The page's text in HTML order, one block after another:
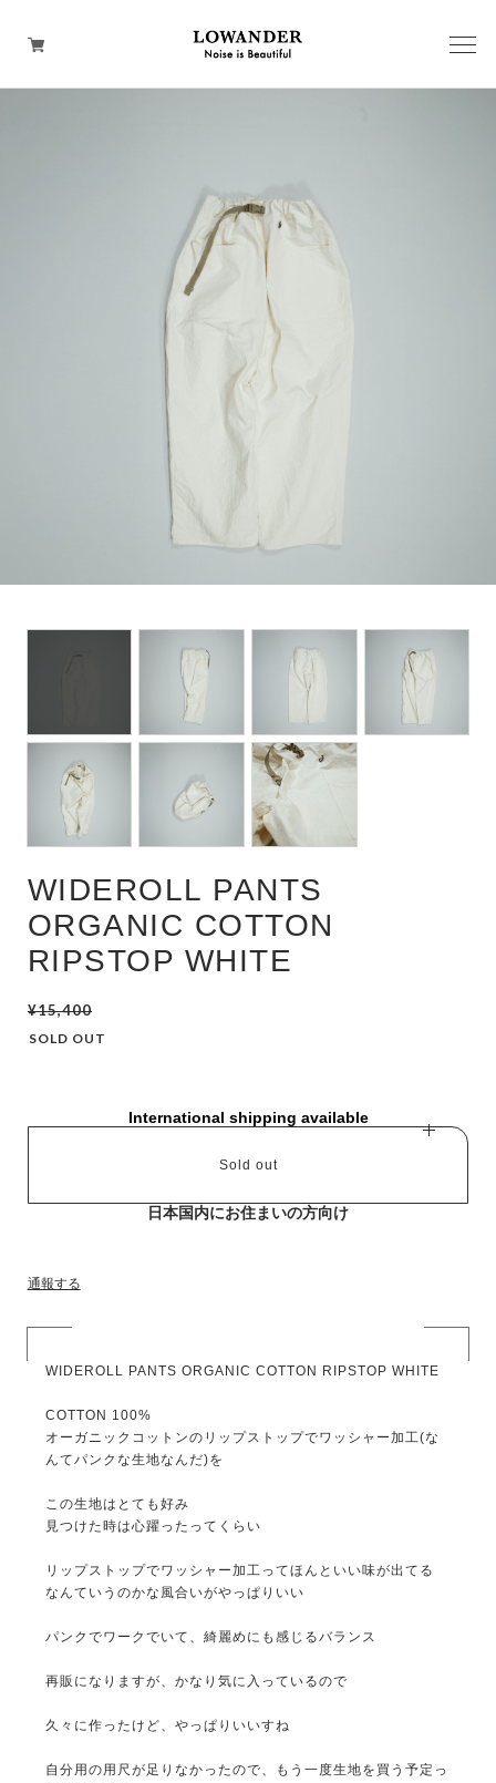
SHOULDER
WALLET
WIDEROLL PANTS
ORGANIC COTTON
RIPSTOP WHITE
¥15,400
SOLD OUT
International shipping available
Sold out
日本国内にお住まいの方向け
通報する
WIDEROLL PANTS ORGANIC COTTON RIPSTOP WHITE
COTTON 100%
オーガニックコットンのリップストップでワッシャー加工(な
んてパンクな生地なんだ)を
この生地はとても好み
見つけた時は心躍ったってくらい
リップストップでワッシャー加工ってほんといい味が出てる
なんていうのかな風合いがやっぱりいい
パンクでワークでいて、綺麗めにも感じるバランス
再販になりますが、かなり気に入っているので
久々に作ったけど、やっぱりいいすね
自分用の用尺が足りなかったので、もう一度生地を買う予定っ